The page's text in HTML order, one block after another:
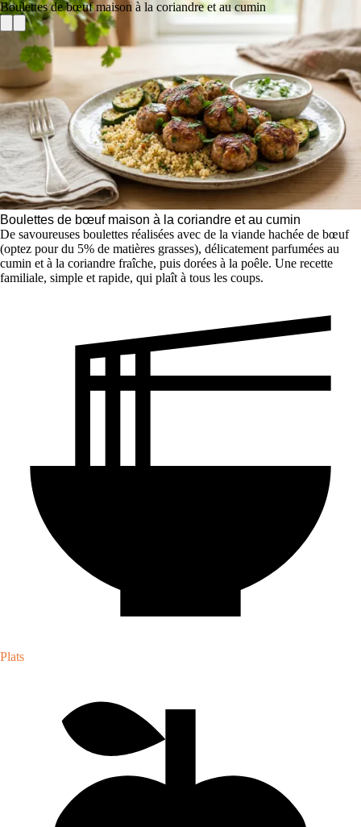
Boulettes de bœuf maison à la coriandre et au cumin
Boulettes de bœuf maison à la coriandre et au cumin
De savoureuses boulettes réalisées avec de la viande hachée de bœuf
(optez pour du 5% de matières grasses), délicatement parfumées au
cumin et à la coriandre fraîche, puis dorées à la poêle. Une recette
familiale, simple et rapide, qui plaît à tous les coups.
Plats